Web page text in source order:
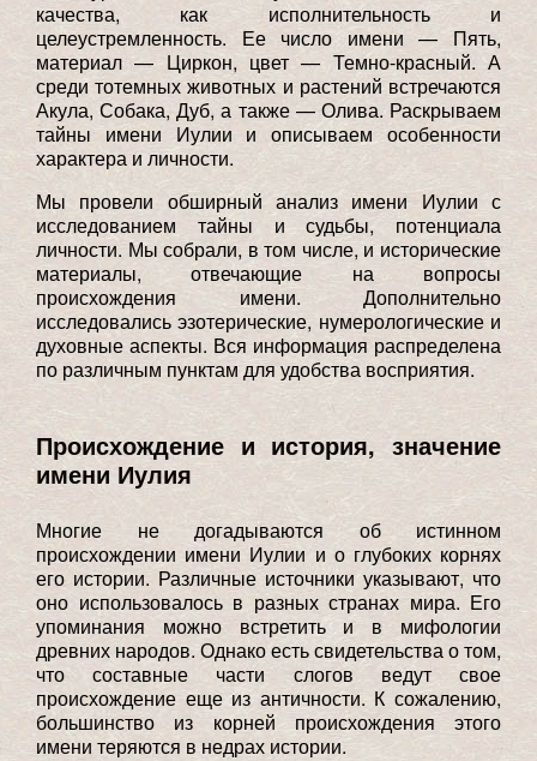
качества, как исполнительность и
целеустремленность. Ее число имени — Пять,
материал — Циркон, цвет — Темно-красный. А
среди тотемных животных и растений встречаются
Акула, Собака, Дуб, а также — Олива. Раскрываем
тайны имени Иулии и описываем особенности
характера и личности.
Мы провели обширный анализ имени Иулии с
исследованием тайны и судьбы, потенциала
личности. Мы собрали, в том числе, и исторические
материалы, отвечающие на вопросы
происхождения имени. Дополнительно
исследовались эзотерические, нумерологические и
духовные аспекты. Вся информация распределена
по различным пунктам для удобства восприятия.
Происхождение и история, значение
имени Иулия
Многие не догадываются об истинном
происхождении имени Иулии и о глубоких корнях
его истории. Различные источники указывают, что
оно использовалось в разных странах мира. Его
упоминания можно встретить и в мифологии
древних народов. Однако есть свидетельства о том,
что составные части слогов ведут свое
происхождение еще из античности. К сожалению,
большинство из корней происхождения этого
имени теряются в недрах истории.